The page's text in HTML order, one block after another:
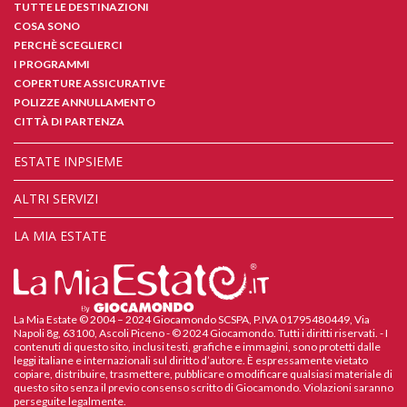
TUTTE LE DESTINAZIONI
COSA SONO
PERCHÈ SCEGLIERCI
I PROGRAMMI
COPERTURE ASSICURATIVE
POLIZZE ANNULLAMENTO
CITTÀ DI PARTENZA
ESTATE INPSIEME
ALTRI SERVIZI
LA MIA ESTATE
La Mia Estate © 2004 – 2024 Giocamondo SCSPA, P.IVA 01795480449, Via
Napoli 8g, 63100, Ascoli Piceno - © 2024 Giocamondo. Tutti i diritti riservati. - I
contenuti di questo sito, inclusi testi, grafiche e immagini, sono protetti dalle
leggi italiane e internazionali sul diritto d’autore. È espressamente vietato
copiare, distribuire, trasmettere, pubblicare o modificare qualsiasi materiale di
questo sito senza il previo consenso scritto di Giocamondo. Violazioni saranno
perseguite legalmente.